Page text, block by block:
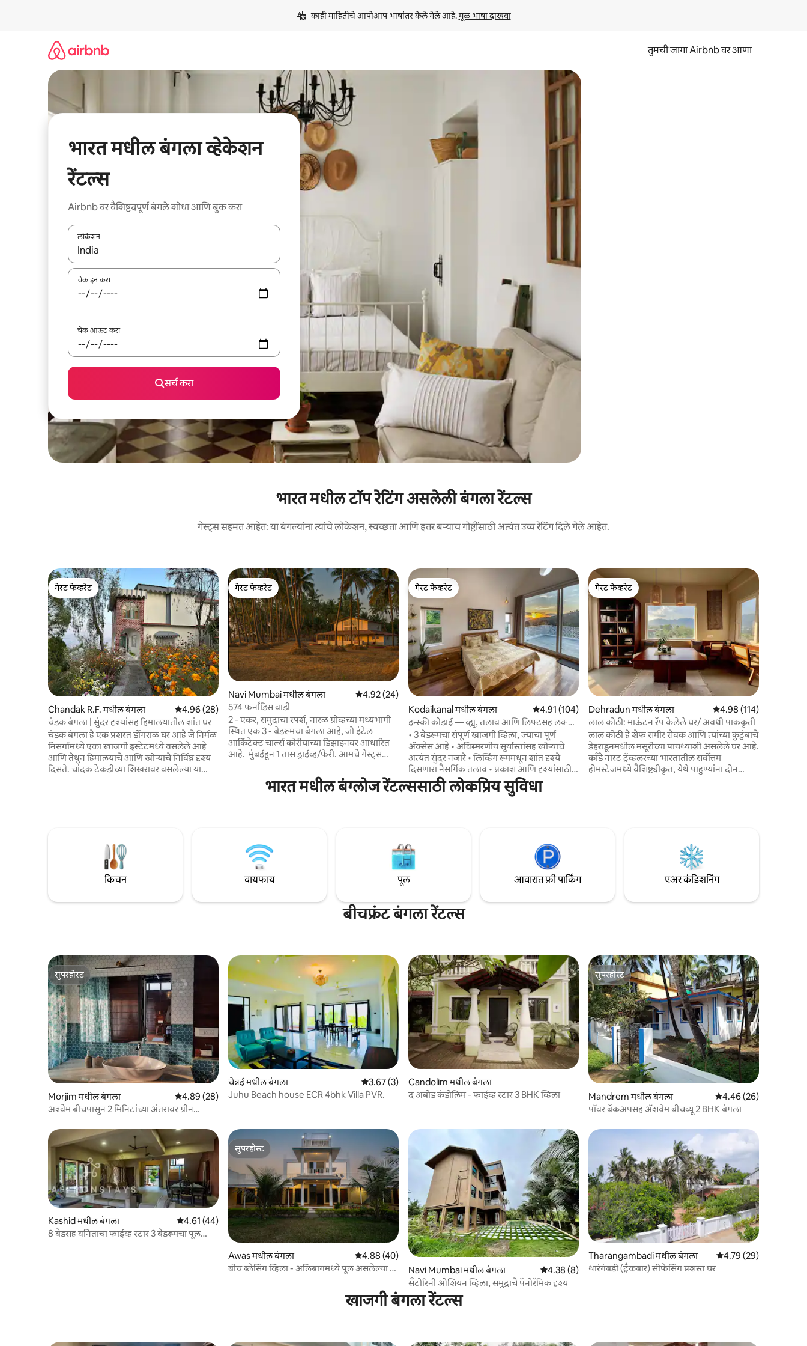
काही माहितीचे आपोआप भाषांतर केले गेले आहे. मूळ भाषा दाखवा
तुमची जागा Airbnb वर आणा
भारत मधील बंगला व्हेकेशन
रेंटल्स
Airbnb वर वैशिष्ट्यपूर्ण बंगले शोधा आणि बुक करा
लोकेशन
जेव्हा परिणाम उपलब्ध असतील, तेव्हा वरच्या आणि खाली बाणांच्या किजसह नेव्हिगेट करा किंवा स्पर्शाने स्वाइप जेश्चर्स वापरून एक्सप्लोर करा.
चेक इन करा
चेक आऊट करा
सर्च करा
भारत मधील टॉप रेटिंग असलेली बंगला रेंटल्स
गेस्ट्स सहमत आहेत: या बंगल्यांना त्यांचे लोकेशन, स्वच्छता आणि इतर बऱ्याच गोष्टींसाठी अत्यंत उच्च रेटिंग दिले गेले आहेत.
गेस्ट फेव्हरेट
गेस्ट फेव्हरेट
Chandak R.F. मधील बंगला 5 पैकी 4.96 सरासरी रेटिंग, 28 रिव्ह्यूज
4.96 (28)
चंडक बंगला | सुंदर दृश्यांसह हिमालयातील शांत घर
चंडक बंगला हे एक प्रशस्त डोंगराळ घर आहे जे निर्मळ
निसर्गामध्ये एका खाजगी इस्टेटमध्ये वसलेले आहे
आणि तेथून हिमालयाचे आणि खोऱ्याचे निर्विघ्न दृश्य
दिसते. चांदक टेकडीच्या शिखरावर वसलेल्या या
मोठ्या खिडक्या आणि मोकळ्या सिट-आऊट्स
असलेले हे राहण्यायोग्य घर, साध्या, विचारपूर्वक
जीवनाच्या Anuva तत्त्वज्ञानाने आकारलेले आहे
गेस्ट फेव्हरेट
गेस्ट फेव्हरेट
Navi Mumbai मधील बंगला 5 पैकी 4.92 सरासरी रेटिंग, 24 रिव्ह्यूज
4.92 (24)
574 फर्नांडिस वाडी
2 - एकर, समुद्राचा स्पर्श, नारळ ग्रोव्हच्या मध्यभागी
स्थित एक 3 - बेडरूमचा बंगला आहे, जो इंटेल
आर्किटेक्ट चार्ल्स कोरीयाच्या डिझाइनवर आधारित
आहे. मुंबईहून 1 तास ड्राईव्ह/फेरी. आमचे गेस्ट्स
करतात - लाटा, पक्षी, पाणमांजर आणि सोनेरी
का करावी?! रूम किंवा सर्व 3 लवकरच बुक करा!
गेस्ट फेव्हरेट
गेस्ट फेव्हरेट
Kodaikanal मधील बंगला 5 पैकी 4.91 सरासरी रेटिंग, 104 रिव्ह्यूज
4.91 (104)
इन्स्की कोडाई — व्ह्यू, तलाव आणि लिफ्टसह लक्झरी
व्हिला
• 3 बेडरूमचा संपूर्ण खाजगी व्हिला, ज्याचा पूर्ण
ॲक्सेस आहे • अविस्मरणीय सूर्यास्तांसह खोऱ्याचे
अत्यंत सुंदर नजारे • लिव्हिंग रूममधून शांत दृश्ये
दिसणारा नैसर्गिक तलाव • प्रकाश आणि दृश्यांसाठी
सर्व खोल्यांमध्ये मोठ्या काचेच्या खिडक्या • उबदार
आणि आलिशान अनुभवासाठी सुंदर तीक लाकडाचा
पूर्ण गोपनीयता, पूर्णपणे तुमची • आरामदायक
वास्तव्यासाठी परिपूर्ण
गेस्ट फेव्हरेट
गेस्ट फेव्हरेट
Dehradun मधील बंगला 5 पैकी 4.98 सरासरी रेटिंग,
4.98 (114)
लाल कोठी: माऊंटन रॅप केलेले घर/ अवधी पाककृती
लाल कोठी हे शेफ समीर सेवक आणि त्यांच्या कुटुंबाचे
डेहराडूनमधील मसूरीच्या पायथ्याशी असलेले घर आहे.
काँडे नास्ट ट्रॅव्हलरच्या भारतातील सर्वोत्तम
होमस्टेजमध्ये वैशिष्ट्यीकृत, येथे पाहुण्यांना दोन
मांसाहारी स्वादिष्ट पदार्थ ऑर्डर करण्याचा पर्याय आहे.
भारत मधील बंग्लोज रेंटल्ससाठी लोकप्रिय सुविधा
किचन वायफाय पूल आवारात फ्री पार्किंग एअर कंडिशनिंग
बीचफ्रंट बंगला रेंटल्स
सुपरहोस्ट
सुपरहोस्ट
Morjim मधील बंगला 5 पैकी 4.89 सरासरी रेटिंग, 28 रिव्ह्यूज
4.89 (28)
अश्वेम बीचपासून 2 मिनिटांच्या अंतरावर ग्रीन
चेन्नई मधील बंगला 5 पैकी 3.67 सरासरी रेटिंग, 3 रिव्ह्यूज
3.67 (3)
Juhu Beach house ECR 4bhk Villa PVR.
Candolim मधील बंगला
द अबोड कंडोलिम - फाईव्ह स्टार 3 BHK व्हिला
सुपरहोस्ट
सुपरहोस्ट
Mandrem मधील बंगला 5 पैकी 4.46 सरासरी रेटिंग,
4.46 (26)
पॉवर बॅकअपसह ॲशवेम बीचव्यू 2 BHK बंगला
Kashid मधील बंगला 5 पैकी 4.61 सरासरी रेटिंग, 44 रिव्ह्यूज
4.61 (44)
8 बेडसह वनिताचा फाईव्ह स्टार 3 बेडरूमचा पूल
सुपरहोस्ट
सुपरहोस्ट
Awas मधील बंगला 5 पैकी 4.88 सरासरी रेटिंग, 40 रिव्ह्यूज
4.88 (40)
बीच ब्लेसिंग व्हिला - अलिबागमध्ये पूल असलेल्या 5
Navi Mumbai मधील बंगला 5 पैकी 4.38 सरासरी रेटिंग, 8 रिव्ह्यूज
4.38 (8)
सँटोरिनी ओशियन व्हिला, समुद्राचे पॅनोरॅमिक दृश्य
Tharangambadi मधील बंगला 5 पैकी 4.79 सरासरी रेटिंग,
4.79 (29)
थारंगंबडी (ट्रँकबार) सीफेसिंग प्रशस्त घर
खाजगी बंगला रेंटल्स